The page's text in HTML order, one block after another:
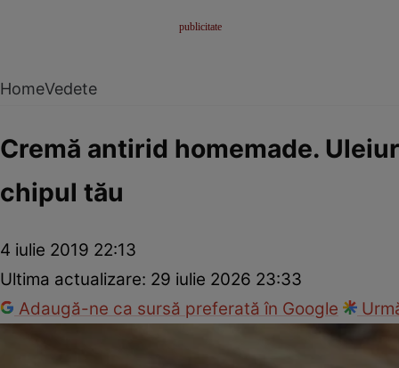
HomeVedete
Cremă antirid homemade.
chipul tău
4 iulie 2019 22:13
Ultima actualizare: 29 iulie 2026 23:33
Adaugă-ne ca sursă preferată în Google